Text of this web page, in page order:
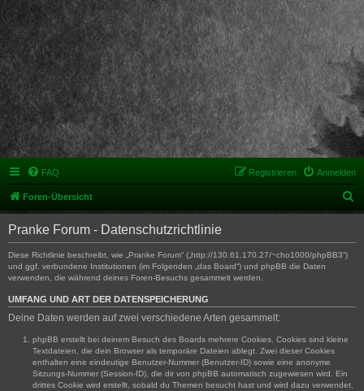
FAQ Anmelden
Registrieren
Foren-Übersicht
u
Pranke Forum - Datenschutzrichtlinie
Diese Richtlinie beschreibt, wie „Pranke Forum“ („http://130.61.170.27/~cho1000/phpBB3“)
und ggf. verbundene Institutionen (im Folgenden „das Board“) und phpBB die Daten
verwenden, die während deines Foren-Besuchs gesammelt werden.
UMFANG UND ART DER DATENSPEICHERUNG
Deine Daten werden auf zwei verschiedene Arten gesammelt:
phpBB erstellt bei deinem Besuch des Boards mehrere Cookies. Cookies sind kleine
Textdateien, die dein Browser als temporäre Dateien ablegt. Zwei dieser Cookies
enthalten eine eindeutige Benutzer-Nummer (Benutzer-ID) sowie eine anonyme
Sitzungs-Nummer (Session-ID), die dir von phpBB automatisch zugewiesen wird. Ein
drittes Cookie wird erstellt, sobald du Themen besucht hast und wird dazu verwendet,